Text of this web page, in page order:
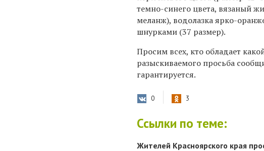
темно-синего цвета, вязаный
меланж), водолазка ярко-
шнурками (37 размер).
Просим всех, кто обладает
разыскиваемого просьба
гарантируется.
0 3
Ссылки по теме:
Жителей Красноярского края